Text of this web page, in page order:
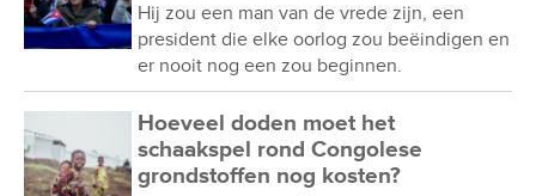
Hij zou een man van de vrede zijn, een
president die elke oorlog zou beëindigen en
er nooit nog een zou beginnen.
Hoeveel doden moet het
schaakspel rond Congolese
grondstoffen nog kosten?